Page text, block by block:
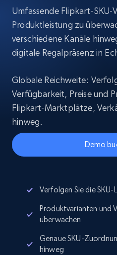
Umfassende Flipkart-SKU-
Produktleistung zu
verschiedene Kanäle
digitale Regalpräsenz in
Globale Reichweite:
Verfügbarkeit, Preise und
Flipkart-Marktplätze,
hinweg.
Demo
Verfolgen Sie die
Produktvarianten und
überwachen
Genaue SKU-
hinweg